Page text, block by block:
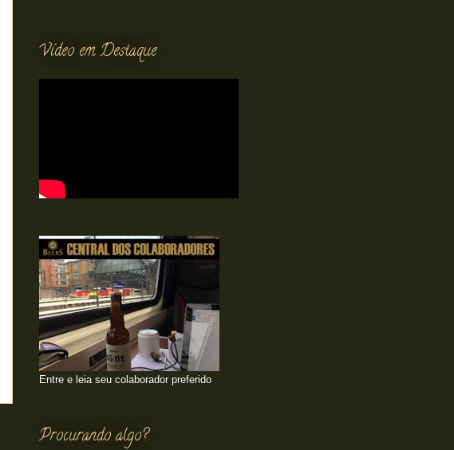
Vídeo em Destaque
Entre e leia seu colaborador preferido
Procurando algo?